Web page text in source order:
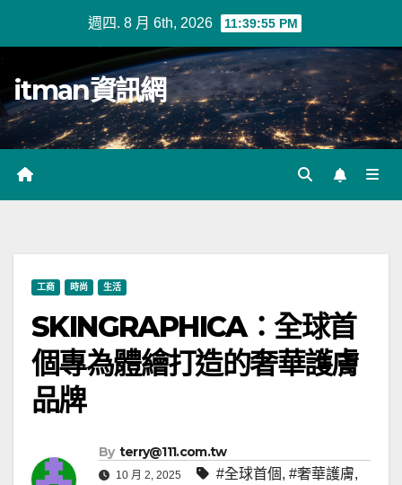
週四. 8 月 6th, 2026 11:39:56 PM
itman資訊網
工商 時尚 生活
SKINGRAPHICA：全球首
個專為體繪打造的奢華護膚
品牌
By terry@111.com.tw
10 月 2, 2025 #全球首個, #奢華護膚,